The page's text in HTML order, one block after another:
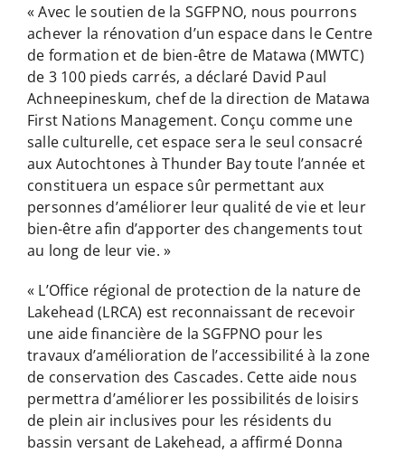
« Avec le soutien de la SGFPNO, nous pourrons
achever la rénovation d’un espace dans le Centre
de formation et de bien-être de Matawa (MWTC)
de 3 100 pieds carrés, a déclaré David Paul
Achneepineskum, chef de la direction de Matawa
First Nations Management. Conçu comme une
salle culturelle, cet espace sera le seul consacré
aux Autochtones à Thunder Bay toute l’année et
constituera un espace sûr permettant aux
personnes d’améliorer leur qualité de vie et leur
bien-être afin d’apporter des changements tout
au long de leur vie. »
« L’Office régional de protection de la nature de
Lakehead (LRCA) est reconnaissant de recevoir
une aide financière de la SGFPNO pour les
travaux d’amélioration de l’accessibilité à la zone
de conservation des Cascades. Cette aide nous
permettra d’améliorer les possibilités de loisirs
de plein air inclusives pour les résidents du
bassin versant de Lakehead, a affirmé Donna